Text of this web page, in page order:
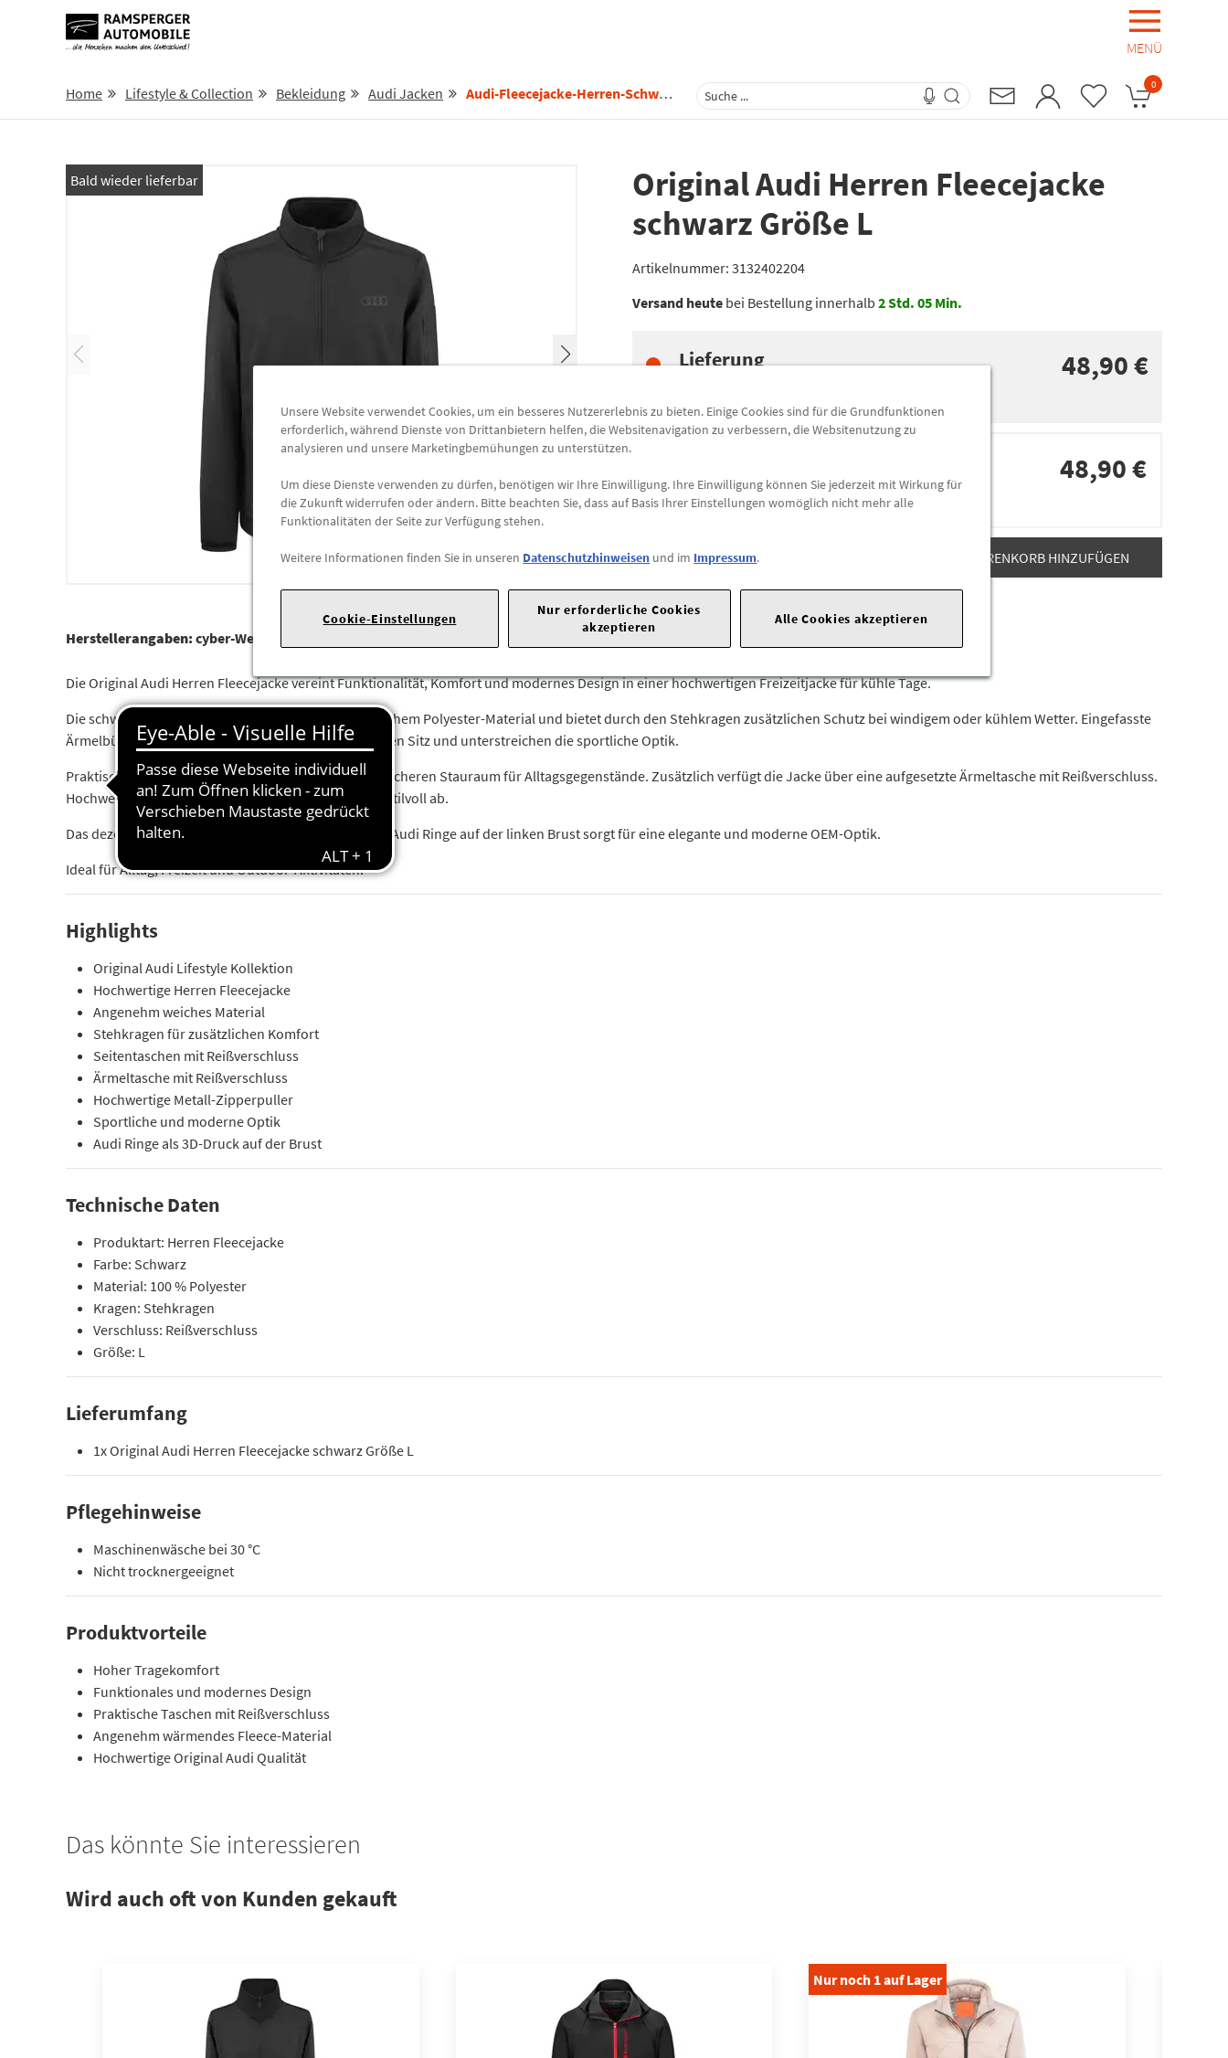
MENÜ
Home Lifestyle & Collection Bekleidung Audi Jacken Audi-Fleecejacke-Herren-Schwarz-L-3132402204 0
Bald wieder lieferbar
Original Audi Herren Fleecejacke
schwarz Größe L
Artikelnummer: 3132402204
Versand heute bei Bestellung innerhalb 2Std. 05 Min.
Lieferung
5,49 € Versandkosten
48,90 €
Preis inkl.19%MwSt.
Abholbar andiesen Standorten
48,90 €
- + ZUM WARENKORB HINZUFÜGEN
Herstellerangaben: cyber-Wear Heidelberg GmbH | 68229 Mannheim |
Die Original Audi Herren Fleecejacke vereint Funktionalität, Komfort und modernes Design in einer hochwertigen Freizeitjacke für kühle Tage.
Die schwarze Fleecejacke besteht aus angenehm weichem Polyester-Material und bietet durch den Stehkragen zusätzlichen Schutz bei windigem oder kühlem Wetter. Eingefasste
Ärmelbündchen und Saum sorgen für einen bequemen Sitz und unterstreichen die sportliche Optik.
Praktische Seitentaschen mit Reißverschluss bieten sicheren Stauraum für Alltagsgegenstände. Zusätzlich verfügt die Jacke über eine aufgesetzte Ärmeltasche mit Reißverschluss.
Hochwertige Metall-Zipperpuller runden das Design stilvoll ab.
Das dezente Audi Branding mit grauem 3D-Druck der Audi Ringe auf der linken Brust sorgt für eine elegante und moderne OEM-Optik.
Ideal für Alltag, Freizeit und Outdoor-Aktivitäten.
Highlights
Original Audi Lifestyle Kollektion
Hochwertige Herren Fleecejacke
Angenehm weiches Material
Stehkragen für zusätzlichen Komfort
Seitentaschen mit Reißverschluss
Ärmeltasche mit Reißverschluss
Hochwertige Metall-Zipperpuller
Sportliche und moderne Optik
Audi Ringe als 3D-Druck auf der Brust
Technische Daten
Produktart: Herren Fleecejacke
Farbe: Schwarz
Material: 100 % Polyester
Kragen: Stehkragen
Verschluss: Reißverschluss
Größe: L
Lieferumfang
1x Original Audi Herren Fleecejacke schwarz Größe L
Pflegehinweise
Maschinenwäsche bei 30 °C
Nicht trocknergeeignet
Produktvorteile
Hoher Tragekomfort
Funktionales und modernes Design
Praktische Taschen mit Reißverschluss
Angenehm wärmendes Fleece-Material
Hochwertige Original Audi Qualität
Das könnte Sie interessieren
Wird auch oft von Kunden gekauft
Nur noch 1auf Lager
Unsere Website verwendet Cookies, um ein besseres Nutzererlebnis zu bieten. Einige Cookies sind für die Grundfunktionen
erforderlich, während Dienste von Drittanbietern helfen, die Websitenavigation zu verbessern, die Websitenutzung zu
analysieren und unsere Marketingbemühungen zu unterstützen.
Um diese Dienste verwenden zu dürfen, benötigen wir Ihre Einwilligung. Ihre Einwilligung können Sie jederzeit mit Wirkung für
die Zukunft widerrufen oder ändern. Bitte beachten Sie, dass auf Basis Ihrer Einstellungen womöglich nicht mehr alle
Funktionalitäten der Seite zur Verfügung stehen.
Weitere Informationen finden Sie in unseren Datenschutzhinweisen und im Impressum.
Cookie-Einstellungen
Nur erforderliche Cookies
akzeptieren
Alle Cookies akzeptieren